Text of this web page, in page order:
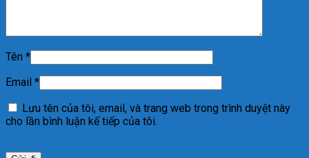
Tên *
Email *
Lưu tên của tôi, email, và trang web trong trình duyệt này
cho lần bình luận kế tiếp của tôi.